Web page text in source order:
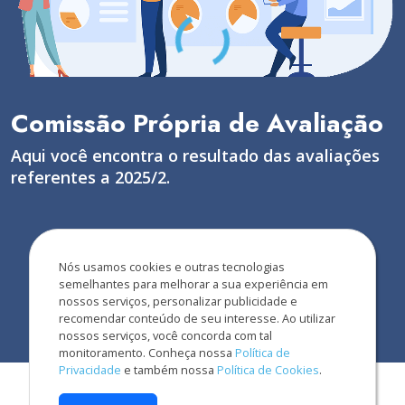
Comissão Própria de Avaliação
Aqui você encontra o resultado das avaliações
referentes a 2025/2.
Nós usamos cookies e outras tecnologias
semelhantes para melhorar a sua experiência em
nossos serviços, personalizar publicidade e
recomendar conteúdo de seu interesse. Ao utilizar
nossos serviços, você concorda com tal
monitoramento. Conheça nossa Política de
Privacidade e também nossa Política de Cookies.